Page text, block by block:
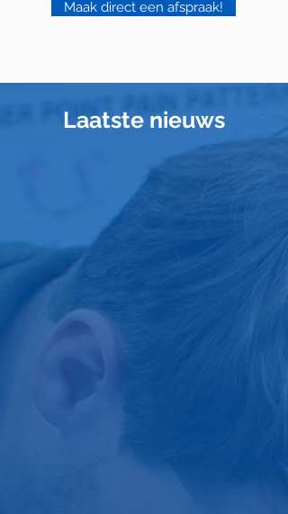
Maak direct een afspraak!
Laatste nieuws